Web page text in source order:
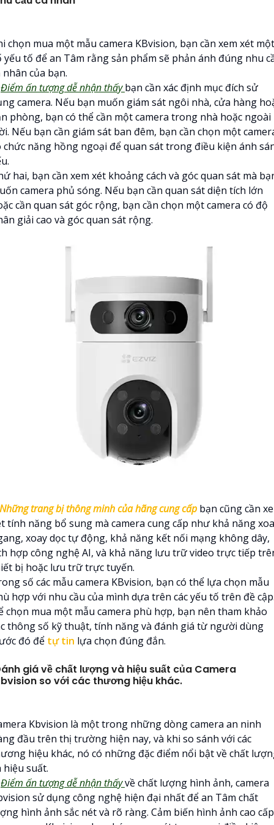
chọn mua một mẫu camera KBvision, bạn cần xem xét một
yếu tố để an Tâm rằng sản phẩm sẽ phản ánh đúng nhu
nhân của bạn.
Điểm ấn tượng dễ nhận thấybạn cần xác định mục đích sử
camera. Nếu bạn muốn giám sát ngôi nhà, cửa hàng
phòng, bạn có thể cần một camera trong nhà hoặc ngoài
Nếu bạn cần giám sát ban đêm, bạn cần chọn một
chức năng hồng ngoại để quan sát trong điều kiện ánh
hai, bạn cần xem xét khoảng cách và góc quan sát mà
camera phủ sóng. Nếu bạn cần quan sát diện tích lớn
cần quan sát góc rộng, bạn cần chọn một camera có độ
giải cao và góc quan sát rộng.
Những trang bị thông minh của hãng cung cấp bạn cũng cần
tính năng bổ sung mà camera cung cấp như khả năng
xoay dọc tự động, khả năng kết nối mạng không dây,
hợp công nghệ AI, và khả năng lưu trữ video trực tiếp
bị hoặc lưu trữ trực tuyến.
số các mẫu camera KBvision, bạn có thể lựa chọn mẫu
hợp với nhu cầu của mình dựa trên các yếu tố trên đề
chọn mua một mẫu camera phù hợp, bạn nên tham khảo
thông số kỹ thuật, tính năng và đánh giá từ người dùng
đó để tự tin lựa chọn đúng đắn.
giá về chất lượng và hiệu suất của Camera
so với các thương hiệu khác.
Kbvision là một trong những dòng camera an ninh
đầu trên thị trường hiện nay, và khi so sánh với các
hiệu khác, nó có những đặc điểm nổi bật về chất
hiệu suất.
Điểm ấn tượng dễ nhận thấyvề chất lượng hình ảnh, camera
sử dụng công nghệ hiện đại nhất để an Tâm chất
hình ảnh sắc nét và rõ ràng. Cảm biến hình ảnh cao cấp